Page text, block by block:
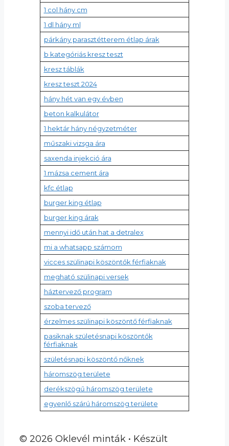
1 col hány cm
1 dl hány ml
párkány parasztétterem étlap árak
b kategóriás kresz teszt
kresz táblák
kresz teszt 2024
hány hét van egy évben
beton kalkulátor
1 hektár hány négyzetméter
műszaki vizsga ára
saxenda injekció ára
1 mázsa cement ára
kfc étlap
burger king étlap
burger king árak
mennyi idő után hat a detralex
mi a whatsapp számom
vicces szülinapi köszöntők férfiaknak
megható szülinapi versek
háztervező program
szoba tervező
érzelmes szülinapi köszöntő férfiaknak
pasiknak születésnapi köszöntők
férfiaknak
születésnapi köszöntő nőknek
háromszög területe
derékszögű háromszög területe
egyenlő szárú háromszög területe
© 2026 Oklevél minták • Készült